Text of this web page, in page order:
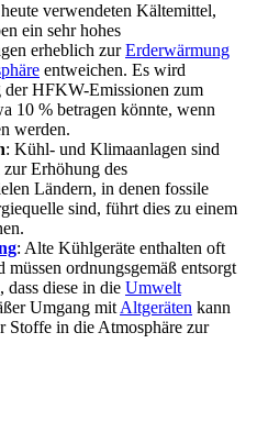
verwendeten Kältemittel,
ein sehr hohes
erheblich zurErderwärmung
entweichen. Es wird
der HFKW-Emissionen zum
10 % betragen könnte, wenn
werden.
: Kühl- und Klimaanlagen sind
Erhöhung des
Ländern, in denen fossile
sind, führt dies zu einem
: Alte Kühlgeräte enthalten oft
ordnungsgemäß entsorgt
diese in die Umwelt
Umgang mit Altgeräten kann
Stoffe in die Atmosphäre zur